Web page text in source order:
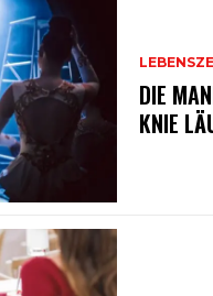
DIE
KNIE